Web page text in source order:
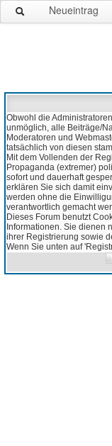
Neueintrag
Obwohl die
unmöglich, alle Beiträge/
Moderatoren und
tatsächlich von diesen
Mit dem Vollenden der
Propaganda (extremer)
sofort und dauerhaft
erklären Sie sich damit
werden ohne die
verantwortlich gemacht
Dieses Forum benutzt
Informationen. Sie dienen
ihrer Registrierung sowie
Wenn Sie unten auf